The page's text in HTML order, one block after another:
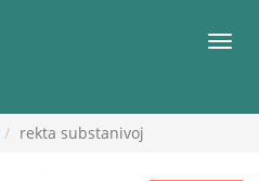
მენიუ
rekta substanivoj